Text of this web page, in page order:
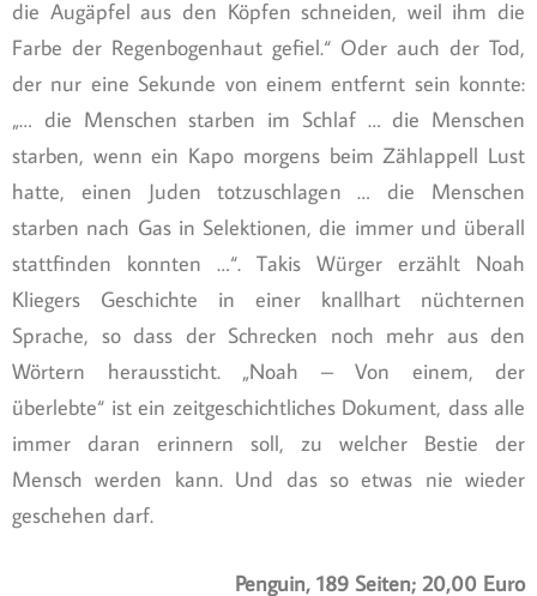
die Augäpfel aus den Köpfen schneiden, weil ihm die
Farbe der Regenbogenhaut gefiel.“ Oder auch der Tod,
der nur eine Sekunde von einem entfernt sein konnte:
„… die Menschen starben im Schlaf … die Menschen
starben, wenn ein Kapo morgens beim Zählappell Lust
hatte, einen Juden totzuschlagen … die Menschen
starben nach Gas in Selektionen, die immer und überall
stattfinden konnten …“. Takis Würger erzählt Noah
Kliegers Geschichte in einer knallhart nüchternen
Sprache, so dass der Schrecken noch mehr aus den
Wörtern heraussticht. „Noah – Von einem, der
überlebte“ ist ein zeitgeschichtliches Dokument, dass alle
immer daran erinnern soll, zu welcher Bestie der
Mensch werden kann. Und das so etwas nie wieder
geschehen darf.
Penguin, 189 Seiten; 20,00 Euro